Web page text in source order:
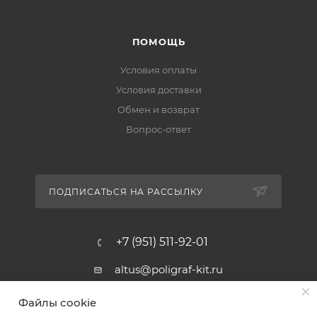
ПОМОЩЬ
Условия оплаты
Условия доставки
Обмен и возврат
Вопрос-ответ
ПОДПИСАТЬСЯ НА РАССЫЛКУ
+7 (951) 511-92-01
altus@poligraf-kit.ru
Магазин-склад ТЦ "Альтус"
Файлы cookie